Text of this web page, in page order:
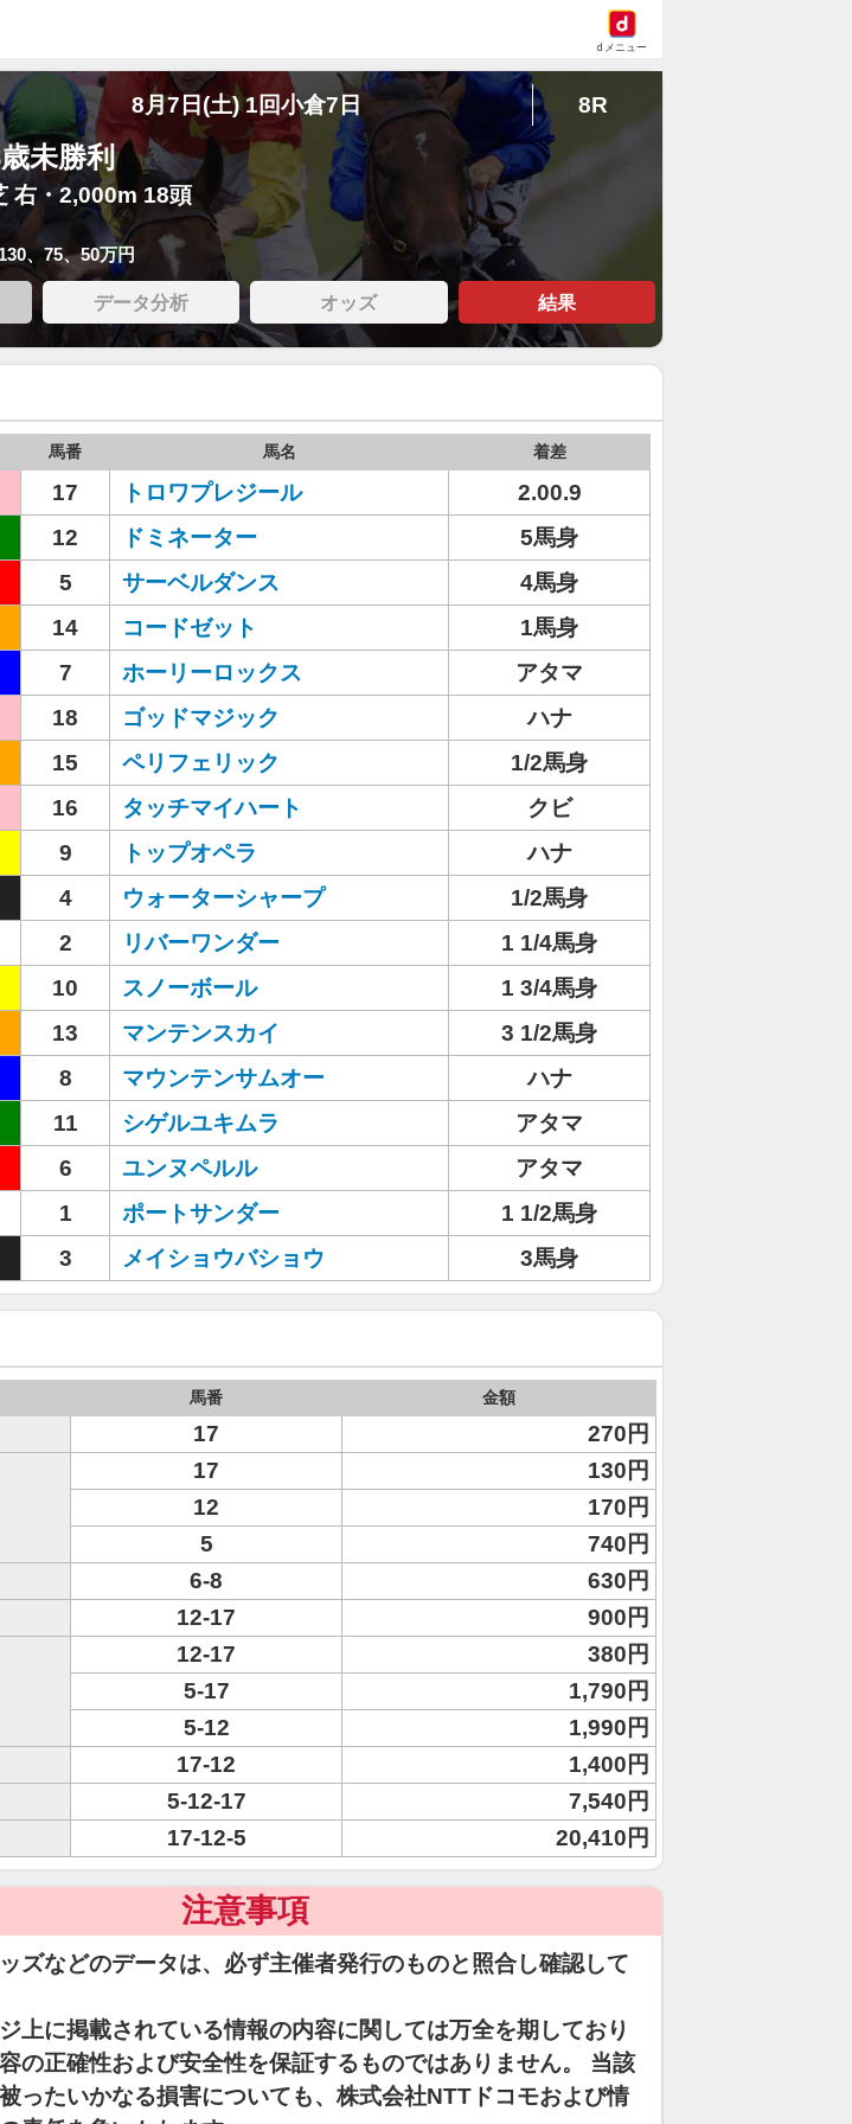
dメニュー
8月7日(土) 1回小倉7日 8R
未勝利
右・2,000m 18頭
、75、50万円
データ分析 オッズ 結果
馬番 馬名 着差
17 トロワプレジール
2.00.9
12 ドミネーター
5馬身
5 サーベルダンス
4馬身
14 コードゼット
1馬身
7 ホーリーロックス
アタマ
18 ゴッドマジック
ハナ
15 ペリフェリック
1/2馬身
16 タッチマイハート
クビ
9 トップオペラ
ハナ
4 ウォーターシャープ
1/2馬身
2 リバーワンダー
1 1/4馬身
10 スノーボール
1 3/4馬身
13 マンテンスカイ
3 1/2馬身
8 マウンテンサムオー
ハナ
11 シゲルユキムラ
アタマ
6 ユンヌペルル
アタマ
1 ポートサンダー
1 1/2馬身
3 メイショウバショウ 3馬身
馬番 金額
17 270円
17
130円
12
170円
5
740円
6-8
630円
12-17 900円
12-17
380円
5-17
1,790円
5-12
1,990円
17-12
1,400円
5-12-17
7,540円
17-12-5 20,410円
注意事項
ズなどのデータは、必ず主催者発行のものと照合し確認して
上に掲載されている情報の内容に関しては万全を期しており
の正確性および安全性を保証するものではありません。 当該
ったいかなる損害についても、株式会社NTTドコモおよび情